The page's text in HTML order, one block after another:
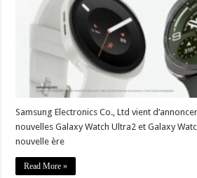
Samsung Electronics Co., Ltd vient
nouvelles Galaxy Watch Ultra2 et Galaxy
nouvelle ère
Read More »